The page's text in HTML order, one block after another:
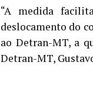
“A medida
deslocamento do
ao Detran-MT, a
Detran-MT,